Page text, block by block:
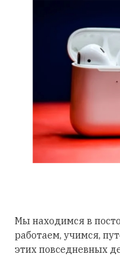
Мы находимся в
работаем, учимся,
этих повседневных